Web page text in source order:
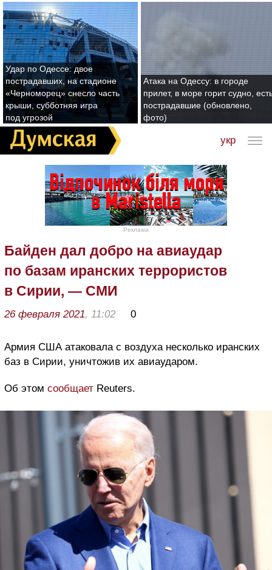
Удар по Одессе: двое
пострадавших, на стадионе
«Черноморец» снесло часть
крыши, субботняя игра
под угрозой
Атака на Одессу: в городе
прилет, в море горит судно,
пострадавшие (обновлено,
фото)
укр
Реклама
Байден дал добро на авиаудар
по базам иранских террористов
в Сирии, — СМИ
26 февраля 2021, 11:02 0
Армия США атаковала с воздуха несколько иранских
баз в Сирии, уничтожив их авиаударом.
Об этом сообщает Reuters.